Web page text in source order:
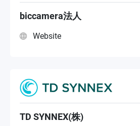
biccamera法人
Website
TD SYNNEX(株)